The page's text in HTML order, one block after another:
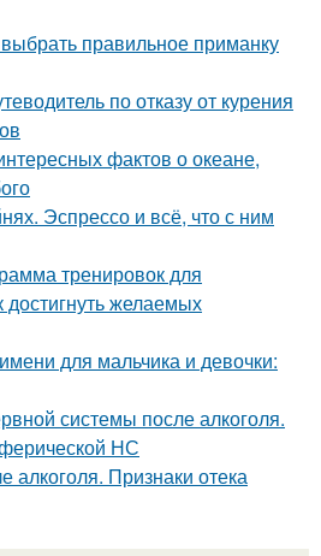
правильное приманку
по отказу от курения
фактов о океане,
Эспрессо и всё, что с ним
тренировок для
достигнуть желаемых
для мальчика и девочки:
системы после алкоголя.
НС
алкоголя. Признаки отека